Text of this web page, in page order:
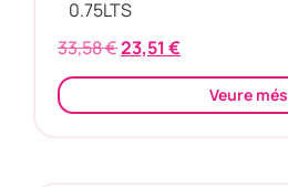
0.75LTS
33,58€23,51 €
Veure més